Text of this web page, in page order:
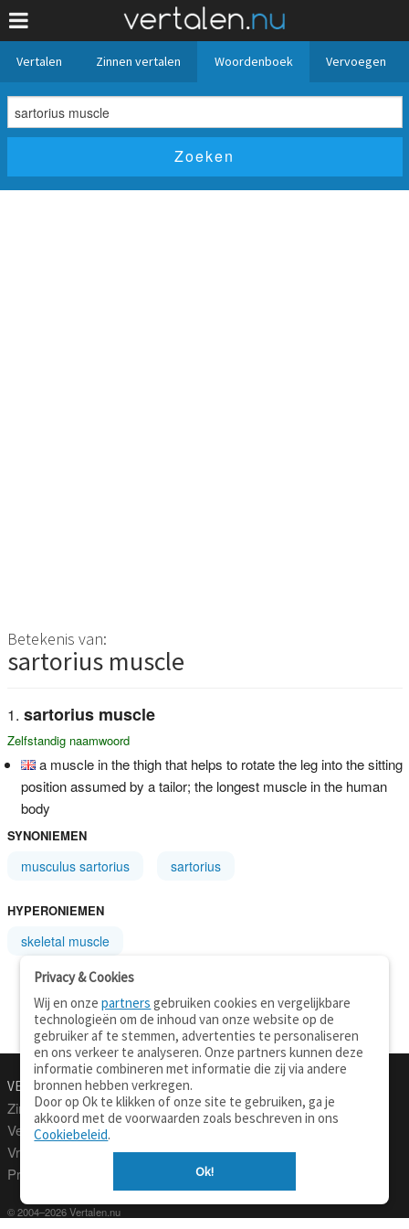
Vertalen Zinnen vertalen Woordenboek Vervoegen
Betekenis van:
sartorius muscle
sartorius muscle
Zelfstandig naamwoord
a muscle in the thigh that helps to rotate the leg into the sitting
position assumed by a tailor; the longest muscle in the human
body
SYNONIEMEN
musculus sartorius sartorius
HYPERONIEMEN
skeletal muscle
VERTALEN.NU
Zinnen vertalen
Verklarend woordenboek
Vraagbaak
Professionele vertaling
© 2004–2026 Vertalen.nu
Over deze site
Privacy
Privacy & Cookies
Wij en onzepartners gebruiken cookies en vergelijkbare
technologieën om de inhoud van onze website op de
gebruiker af te stemmen, advertenties te personaliseren
en ons verkeer te analyseren. Onze partners kunnen deze
informatie combineren met informatie die zij via andere
bronnen hebben verkregen.
Door op Ok te klikken of onze site te gebruiken, ga je
akkoord met de voorwaarden zoals beschreven in ons
Cookiebeleid.
Ok!